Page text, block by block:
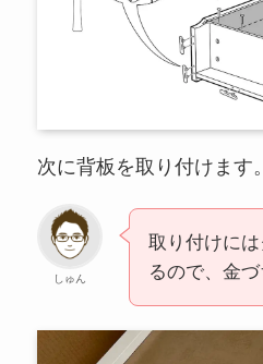
次に背板を取り付けます。
しゅん
取り付けに
るので、金づ